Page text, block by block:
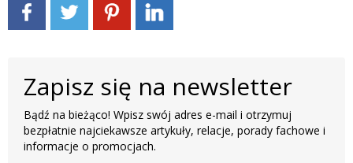
Zapisz się na newsletter
Bądź na bieżąco! Wpisz swój adres e-mail i otrzymuj
bezpłatnie najciekawsze artykuły, relacje, porady fachowe i
informacje o promocjach.